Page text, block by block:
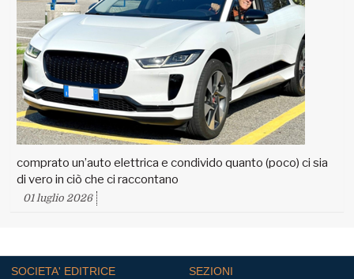
comprato un’auto elettrica e condivido quanto (poco) ci sia
di vero in ciò che ci raccontano
01 luglio 2026
SOCIETA' EDITRICE SEZIONI